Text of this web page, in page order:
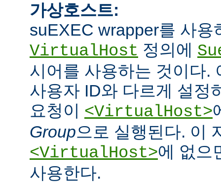
가상호스트:
suEXEC wrapper를 사용
VirtualHost 정의에
시어를 사용하는 것이다.
사용자 ID와 다르게 설정
요청이 <VirtualHost>
Group으로 실행된다. 이
<VirtualHost>에 없으
사용한다.